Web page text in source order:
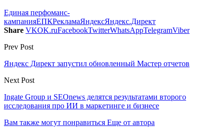
Единая перфоманс-
кампанияЕПКРекламаЯндексЯндекс.Директ
Share VKOK.ruFacebookTwitterWhatsAppTelegramViber
Prev Post
Яндекс Директ запустил обновленный Мастер отчетов
Next Post
Ingate Group и SEOnews делятся результатами второго
исследования про ИИ в маркетинге и бизнесе
Вам также могут понравиться Еще от автора